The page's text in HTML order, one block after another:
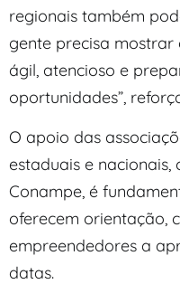
regionais também
gente precisa
ágil, atencioso e
oportunidades”,
O apoio das
estaduais e
Conampe, é
oferecem orientação,
empreendedores a
datas.